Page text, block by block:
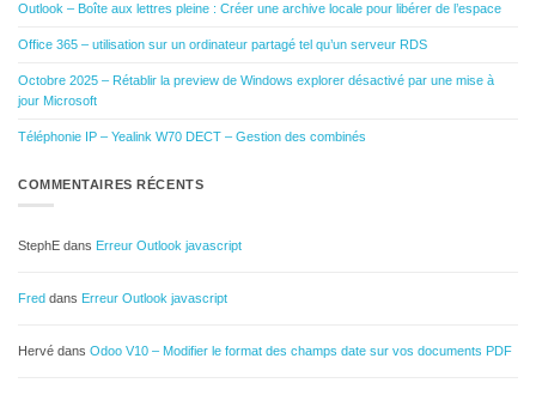
Outlook – Boîte aux lettres pleine : Créer une archive locale pour libérer de l’espace
Office 365 – utilisation sur un ordinateur partagé tel qu’un serveur RDS
Octobre 2025 – Rétablir la preview de Windows explorer désactivé par une mise à
jour Microsoft
Téléphonie IP – Yealink W70 DECT – Gestion des combinés
COMMENTAIRES RÉCENTS
StephE dans Erreur Outlook javascript
Fred dans Erreur Outlook javascript
Hervé dans Odoo V10 – Modifier le format des champs date sur vos documents PDF